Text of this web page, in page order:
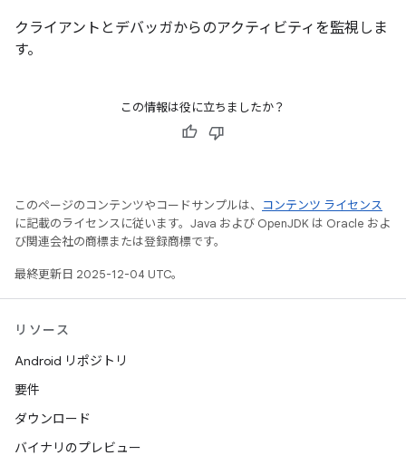
クライアントとデバッガからのアクティビティを監視しま
す。
この情報は役に立ちましたか？
このページのコンテンツやコードサンプルは、
コンテンツ ライセンス
に記載のライセンスに従います。Java および OpenJDK は Oracle およ
び関連会社の商標または登録商標です。
最終更新日 2025-12-04 UTC。
リソース
Android リポジトリ
要件
ダウンロード
バイナリのプレビュー